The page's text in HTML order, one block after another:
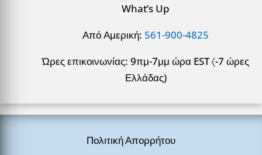
What’s Up
Από Αμερική: 561-900-4825
Ώρες επικοινωνίας: 9πμ-7μμ ώρα EST 〈-7 ώρες
Ελλάδας)
Πολιτική Απορρήτου